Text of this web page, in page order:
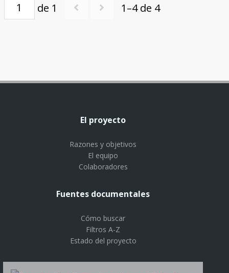
de 1 1–4 de 4
El proyecto
Razones y objetivos
El equipo
Colaboradores
Fuentes documentales
Cómo buscar
Filtros A-Z
Estado del proyecto